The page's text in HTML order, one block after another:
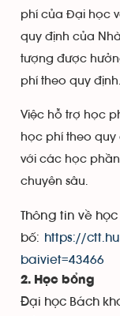
phí của Đại học
quy định của
tượng được
phí theo quy định.
Việc hỗ trợ học
học phí theo
với các học
chuyên sâu.
Thông tin về
bố: https://
baiviet=43466
2. Học bổng
Đại học Bách